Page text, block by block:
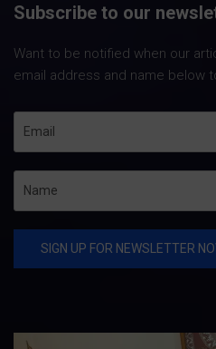
Subscribe to our
Want to be notified when our
email address and name below